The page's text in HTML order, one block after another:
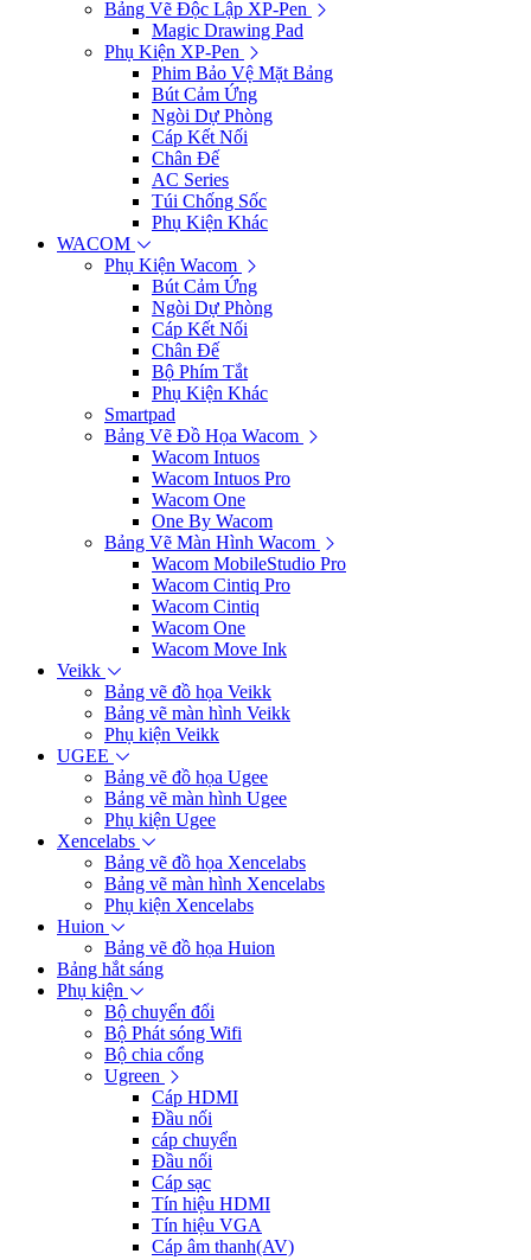
Bảng Vẽ Độc Lập XP-Pen
Magic Drawing Pad
Phụ Kiện XP-Pen
Phim Bảo Vệ Mặt Bảng
Bút Cảm Ứng
Ngòi Dự Phòng
Cáp Kết Nối
Chân Đế
AC Series
Túi Chống Sốc
Phụ Kiện Khác
WACOM
Phụ Kiện Wacom
Bút Cảm Ứng
Ngòi Dự Phòng
Cáp Kết Nối
Chân Đế
Bộ Phím Tắt
Phụ Kiện Khác
Smartpad
Bảng Vẽ Đồ Họa Wacom
Wacom Intuos
Wacom Intuos Pro
Wacom One
One By Wacom
Bảng Vẽ Màn Hình Wacom
Wacom MobileStudio Pro
Wacom Cintiq Pro
Wacom Cintiq
Wacom One
Wacom Move Ink
Veikk
Bảng vẽ đồ họa Veikk
Bảng vẽ màn hình Veikk
Phụ kiện Veikk
UGEE
Bảng vẽ đồ họa Ugee
Bảng vẽ màn hình Ugee
Phụ kiện Ugee
Xencelabs
Bảng vẽ đồ họa Xencelabs
Bảng vẽ màn hình Xencelabs
Phụ kiện Xencelabs
Huion
Bảng vẽ đồ họa Huion
Bảng hắt sáng
Phụ kiện
Bộ chuyển đổi
Bộ Phát sóng Wifi
Bộ chia cổng
Ugreen
Cáp HDMI
Đầu nối
cáp chuyển
Đầu nối
Cáp sạc
Tín hiệu HDMI
Tín hiệu VGA
Cáp âm thanh(AV)